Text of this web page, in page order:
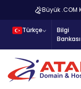
Büyük .COM
Türkçe
Bilgi
Bankası